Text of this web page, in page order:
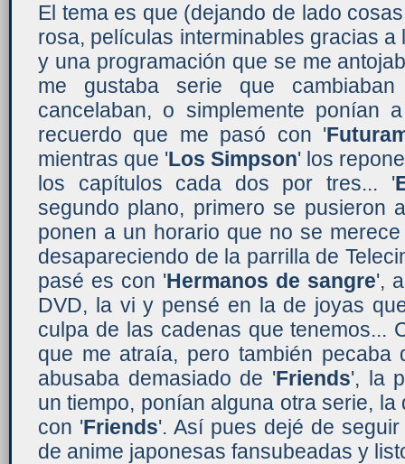
El tema es que (dejando de lado
rosa, películas interminables gracias
y una programación que se me
me gustaba serie que
cancelaban, o simplemente ponían
recuerdo que me pasó con '
mientras que 'Los Simpson' los
los capítulos cada dos por tres... '
segundo plano, primero se pusieron
ponen a un horario que no se
desapareciendo de la parrilla de
pasé es con 'Hermanos de sangre',
DVD, la vi y pensé en la de joyas
culpa de las cadenas que tenemos...
que me atraía, pero también
abusaba demasiado de 'Friends', la
un tiempo, ponían alguna otra serie,
con 'Friends'. Así pues dejé de
de anime japonesas fansubeadas y